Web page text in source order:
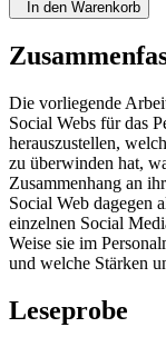
In den Warenkorb
Die vorliegende
Social Webs für das
herauszustellen,
zu überwinden hat,
Zusammenhang an
Social Web dagegen
einzelnen Social
Weise sie im
und welche Stärken
Leseprobe